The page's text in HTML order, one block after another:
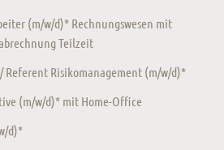
(m/w/d)* Rechnungswesen mit
Teilzeit
Referent Risikomanagement (m/w/d)*
(m/w/d)* mit Home-Office
d)*